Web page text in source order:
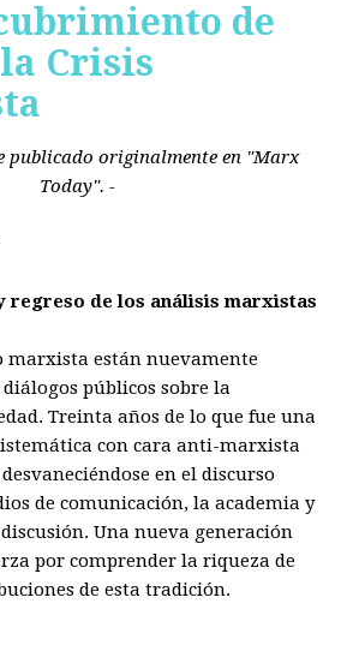
de
Crisis
publicado originalmente en "Marx
Today". -
regreso de los análisis marxistas
marxista están nuevamente
públicos sobre la
Treinta años de lo que fue una
con cara anti-marxista
en el discurso
de comunicación, la academia y
discusión. Una nueva generación
por comprender la riqueza de
de esta tradición.